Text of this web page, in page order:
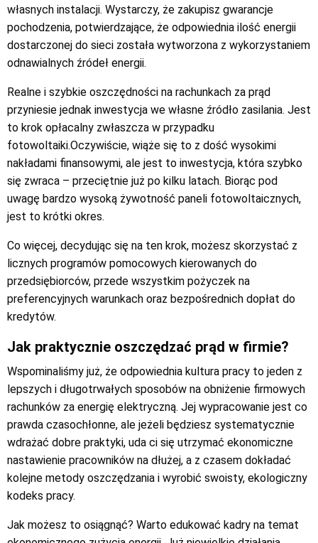
własnych instalacji. Wystarczy, że zakupisz gwarancje
pochodzenia, potwierdzające, że odpowiednia ilość energii
dostarczonej do sieci została wytworzona z wykorzystaniem
odnawialnych źródeł energii.
Realne i szybkie oszczędności na rachunkach za prąd
przyniesie jednak inwestycja we własne źródło zasilania. Jest
to krok opłacalny zwłaszcza w przypadku
fotowoltaiki.Oczywiście, wiąże się to z dość wysokimi
nakładami finansowymi, ale jest to inwestycja, która szybko
się zwraca – przeciętnie już po kilku latach. Biorąc pod
uwagę bardzo wysoką żywotność paneli fotowoltaicznych,
jest to krótki okres.
Co więcej, decydując się na ten krok, możesz skorzystać z
licznych programów pomocowych kierowanych do
przedsiębiorców, przede wszystkim pożyczek na
preferencyjnych warunkach oraz bezpośrednich dopłat do
kredytów.
Jak praktycznie oszczędzać prąd w firmie?
Wspominaliśmy już, że odpowiednia kultura pracy to jeden z
lepszych i długotrwałych sposobów na obniżenie firmowych
rachunków za energię elektryczną. Jej wypracowanie jest co
prawda czasochłonne, ale jeżeli będziesz systematycznie
wdrażać dobre praktyki, uda ci się utrzymać ekonomiczne
nastawienie pracowników na dłużej, a z czasem dokładać
kolejne metody oszczędzania i wyrobić swoisty, ekologiczny
kodeks pracy.
Jak możesz to osiągnąć? Warto edukować kadry na temat